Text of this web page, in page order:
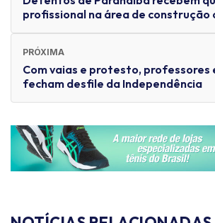
profissional na área de construção
PRÓXIMA
Com vaias e protesto, professores
fecham desfile da Independência